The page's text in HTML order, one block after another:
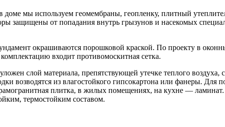
мы используем геомембраны, геопленку, плитный
защищены от попадания внутрь грызунов и насекомых
окрашиваются порошковой краской. По проекту в
входит противомоскитная сетка.
слой материала, препятствующей утечке теплого
из влагостойкого гипсокартона или фанеры. Для
плитка, в жилых помещениях, на кухне —
термостойким составом.